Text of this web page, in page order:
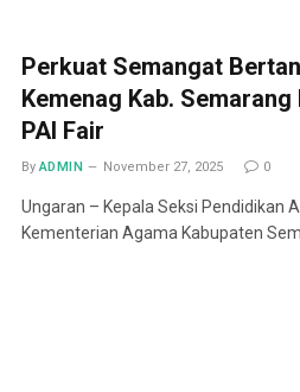
Perkuat Semangat
Kemenag Kab.
PAI Fair
By ADMIN November 27, 2025 0
Ungaran – Kepala Seksi Pendidikan
Kementerian Agama Kabupaten